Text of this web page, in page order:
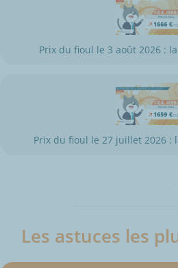
Prix du fioul le 3 août 2026 :
Prix du fioul le 27 juillet 2026 :
Les astuces les